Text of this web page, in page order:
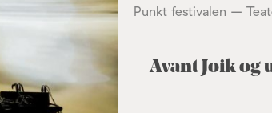
Punkt festivalen –
Avant Joik og